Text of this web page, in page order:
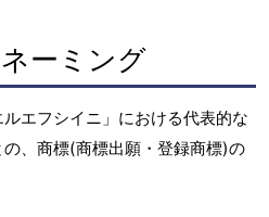
ーミング
エフシイニ」における代表的な
、商標(商標出願・登録商標)の